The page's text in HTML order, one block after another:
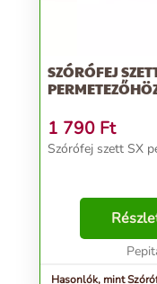
SZÓRÓFEJ
1 790 Ft
Szórófej szett SX
Hasonlók, mint